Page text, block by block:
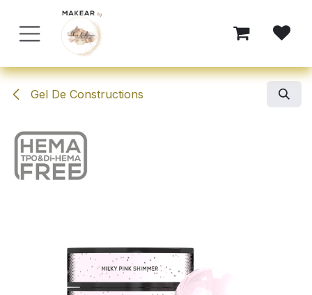
Se rendre au contenu
Gel De Constructions